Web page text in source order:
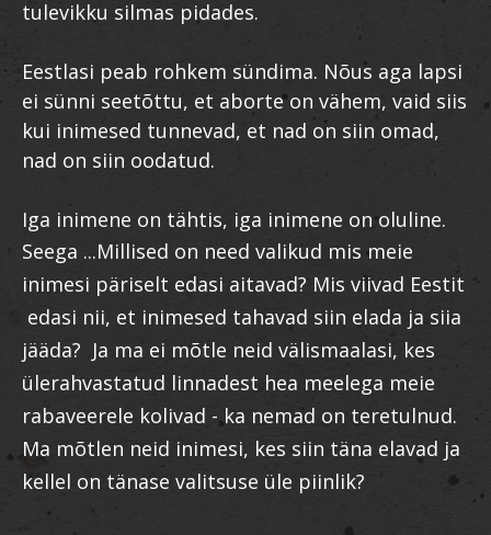
tulevikku silmas pidades.
Eestlasi peab rohkem sündima. Nõus aga lapsi
ei sünni seetõttu, et aborte on vähem, vaid siis
kui inimesed tunnevad, et nad on siin omad,
nad on siin oodatud.
Iga inimene on tähtis, iga inimene on oluline.
Seega ...Millised on need valikud mis meie
inimesi päriselt edasi aitavad? Mis viivad Eestit
edasi nii, et inimesed tahavad siin elada ja siia
jääda? Ja ma ei mõtle neid välismaalasi, kes
ülerahvastatud linnadest hea meelega meie
rabaveerele kolivad - ka nemad on teretulnud.
Ma mõtlen neid inimesi, kes siin täna elavad ja
kellel on tänase valitsuse üle piinlik?